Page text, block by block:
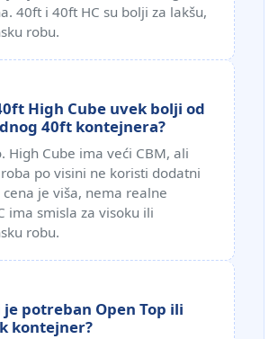
40ft i 40ft HC su bolji za lakšu,
robu.
High Cube uvek bolji od
40ft kontejnera?
High Cube ima veći CBM, ali
po visini ne koristi dodatni
cena je viša, nema realne
ima smisla za visoku ili
robu.
je potreban Open Top ili
kontejner?